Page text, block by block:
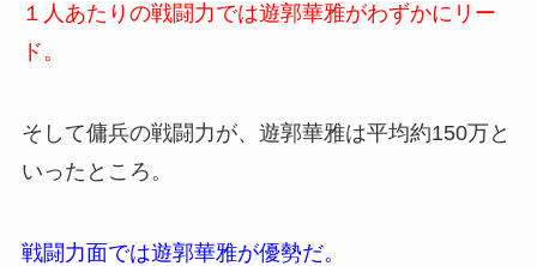
１人あたりの戦闘力では遊郭華雅がわずかにリー
ド。
そして傭兵の戦闘力が、遊郭華雅は平均約150万と
いったところ。
戦闘力面では遊郭華雅が優勢だ。